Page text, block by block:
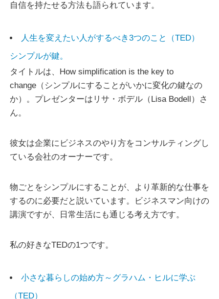
自信を持たせる方法も語られています。
人生を変えたい人がするべき3つのこと（TED）
シンプルが鍵。
タイトルは、How simplification is the key to
change（シンプルにすることがいかに変化の鍵なの
か）。プレゼンターはリサ・ボデル（Lisa Bodell）さ
ん。
彼女は企業にビジネスのやり方をコンサルティングし
ている会社のオーナーです。
物ごとをシンプルにすることが、より革新的な仕事を
するのに必要だと説いています。ビジネスマン向けの
講演ですが、日常生活にも通じる考え方です。
私の好きなTEDの1つです。
小さな暮らしの始め方～グラハム・ヒルに学ぶ
（TED）